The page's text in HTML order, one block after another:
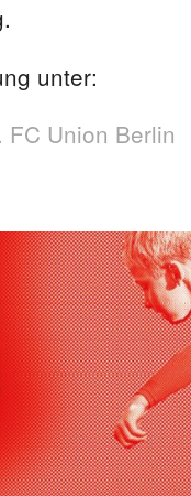
unter:
Union Berlin